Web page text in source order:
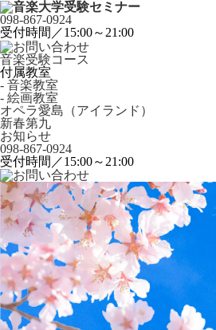
098-867-0924
受付時間／15:00～21:00
音楽受験コース
付属教室
- 音楽教室
- 絵画教室
オペラ愛島（アイランド）
新春第九
お知らせ
098-867-0924
受付時間／15:00～21:00